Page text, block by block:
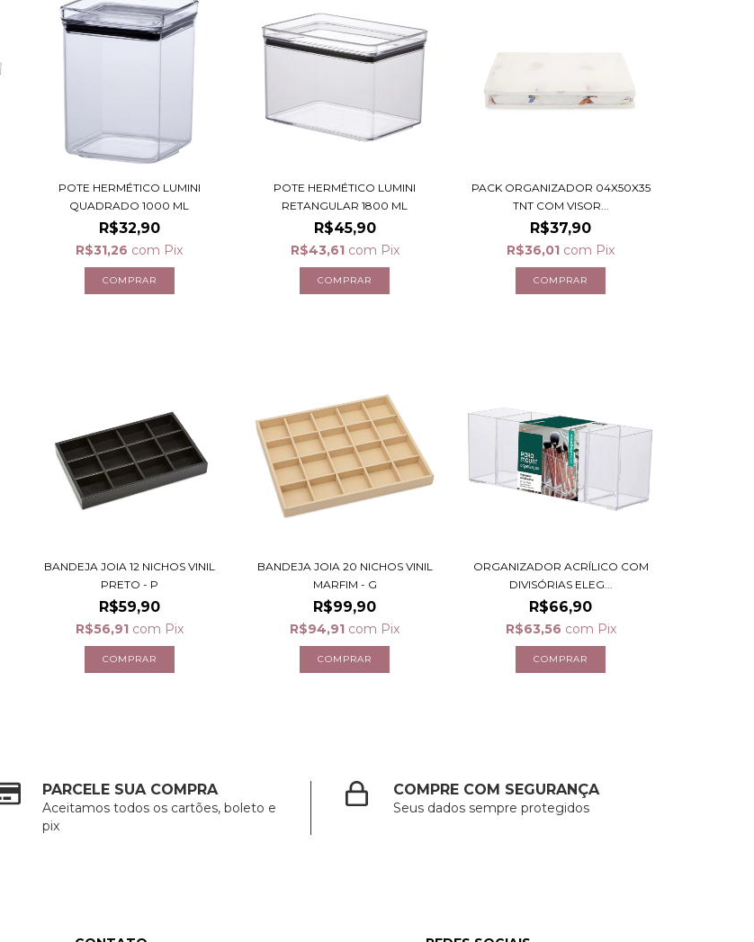
POTE HERMÉTICO LUMINI
QUADRADO 1000 ML
R$32,90
R$31,26 com Pix
POTE HERMÉTICO LUMINI
RETANGULAR 1800 ML
R$45,90
R$43,61 com Pix
PACK ORGANIZADOR 04X50X35
TNT COM VISOR...
R$37,90
R$36,01 com Pix
BANDEJA JOIA 12 NICHOS VINIL
PRETO - P
R$59,90
R$56,91 com Pix
BANDEJA JOIA 20 NICHOS VINIL
MARFIM - G
R$99,90
R$94,91 com Pix
ORGANIZADOR ACRÍLICO COM
DIVISÓRIAS ELEG...
R$66,90
R$63,56 com Pix
PARCELE SUA COMPRA
Aceitamos todos os cartões, boleto e
pix
COMPRE COM SEGURANÇA
Seus dados sempre protegidos